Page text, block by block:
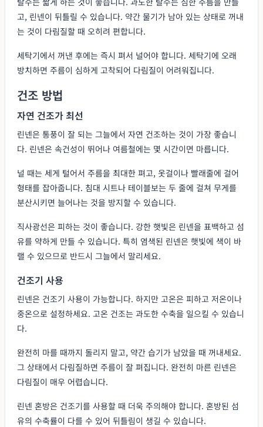
고, 린넨이 뒤틀릴 수 있습니다. 약간 물기가 남아 있는 상태로 꺼내
는 것이 다림질할 때 오히려 편합니다.
세탁기에서 꺼낸 후에는 즉시 펴서 널어야 합니다. 세탁기에 오래
방치하면 주름이 심하게 고착되어 다림질이 어려워집니다.
건조 방법
자연 건조가 최선
린넨은 통풍이 잘 되는 그늘에서 자연 건조하는 것이 가장 좋습니
다. 린넨은 속건성이 뛰어나 여름철에는 몇 시간이면 마릅니다.
널 때는 세게 털어서 주름을 최대한 펴고, 옷걸이나 빨래줄에 걸어
형태를 잡아줍니다. 침대 시트나 테이블보는 두 줄에 걸쳐 무게를
분산시키면 늘어나는 것을 방지할 수 있습니다.
직사광선은 피하는 것이 좋습니다. 강한 햇빛은 린넨을 표백하고 섬
유를 약하게 만들 수 있습니다. 특히 염색된 린넨은 햇빛에 색이 바
랠 수 있으므로 반드시 그늘에서 말리세요.
건조기 사용
린넨은 건조기 사용이 가능합니다. 하지만 고온은 피하고 저온이나
중온으로 설정하세요. 고온 건조는 과도한 수축을 일으킬 수 있습니
다.
완전히 마를 때까지 돌리지 말고, 약간 습기가 남았을 때 꺼내세요.
그 상태에서 다림질하면 주름이 잘 펴집니다. 완전히 마른 린넨은
다림질이 매우 어렵습니다.
린넨 혼방은 건조기를 사용할 때 더욱 주의해야 합니다. 혼방된 섬
유의 수축률이 다를 수 있어 뒤틀림이 생길 수 있습니다.